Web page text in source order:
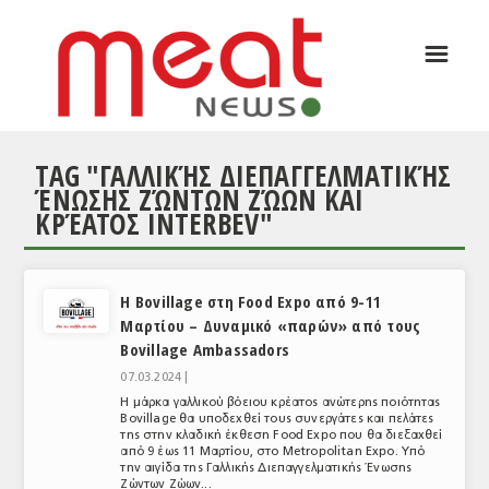
ΕΙΔΗΣΕΙΣ
ΣΥΝΕΝΤΕΥΞΕΙΣ
ΑΝΑΛΥΣΕΙΣ
ΕΥΡΩΠΑΪΚΕΣ ΑΠΟΦΑΣΕΙΣ
☰
TAG "ΓΑΛΛΙΚΉΣ ΔΙΕΠΑΓΓΕΛΜΑΤΙΚΉΣ
ΈΝΩΣΗΣ ΖΏΝΤΩΝ ΖΏΩΝ ΚΑΙ
ΚΡΈΑΤΟΣ INTERBEV"
Η Bovillage στη Food Expo από 9-11
Μαρτίου – Δυναμικό «παρών» από τους
Bovillage Ambassadors
07.03.2024 |
Η μάρκα γαλλικού βόειου κρέατος ανώτερης ποιότητας
Bovillage θα υποδεχθεί τους συνεργάτες και πελάτες
της στην κλαδική έκθεση Food Expo που θα διεξαχθεί
από 9 έως 11 Μαρτίου, στο Metropolitan Expo. Υπό
την αιγίδα της Γαλλικής Διεπαγγελματικής Ένωσης
Ζώντων Ζώων...